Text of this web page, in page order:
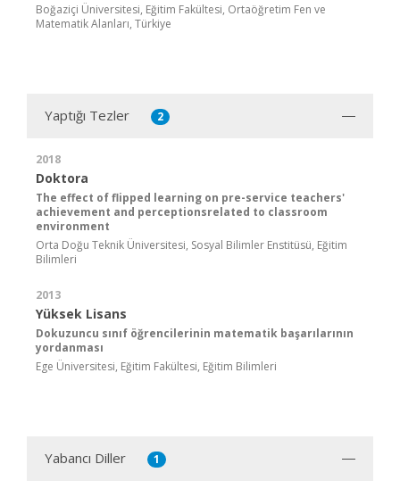
Boğaziçi Üniversitesi, Eğitim Fakültesi, Ortaöğretim Fen ve
Matematik Alanları, Türkiye
Yaptığı Tezler 2
2018
Doktora
The effect of flipped learning on pre-service teachers'
achievement and perceptionsrelated to classroom
environment
Orta Doğu Teknik Üniversitesi, Sosyal Bilimler Enstitüsü, Eğitim
Bilimleri
2013
Yüksek Lisans
Dokuzuncu sınıf öğrencilerinin matematik başarılarının
yordanması
Ege Üniversitesi, Eğitim Fakültesi, Eğitim Bilimleri
Yabancı Diller 1